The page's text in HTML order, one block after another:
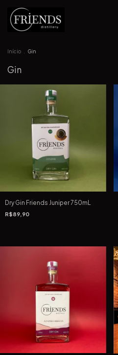
Início Gin
Gin
Dry Gin Friends Juniper 750mL
R$89,90